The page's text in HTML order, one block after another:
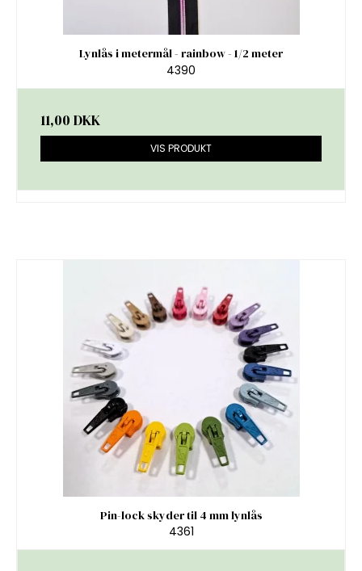
Lynlås i metermål - rainbow - 1/2 meter
4390
11,00 DKK
VIS PRODUKT
Pin-lock skyder til 4 mm lynlås
4361